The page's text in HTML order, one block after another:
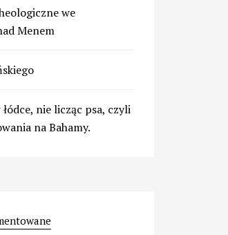
we
Menem
nie licząc psa, czyli
na Bahamy.